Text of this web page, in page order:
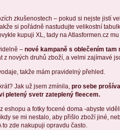
zkušenostech – pokud si nejste jistí
si pořádně nastudujte velikostní
kupuji XL, tady na Atlasformen.cz mu
– nové kampaně s oblečením tam
z nových druhů zboží, a velmi zajímavé
takže mám pravidelný přehled.
Jak už jsem zmínila, pro sebe
pletený svetr zateplený fleecem.
eshopu a fotky focené doma -abyste
se mi nestalo, aby přišlo zboží jiné,
zde nakupuji opravdu často.